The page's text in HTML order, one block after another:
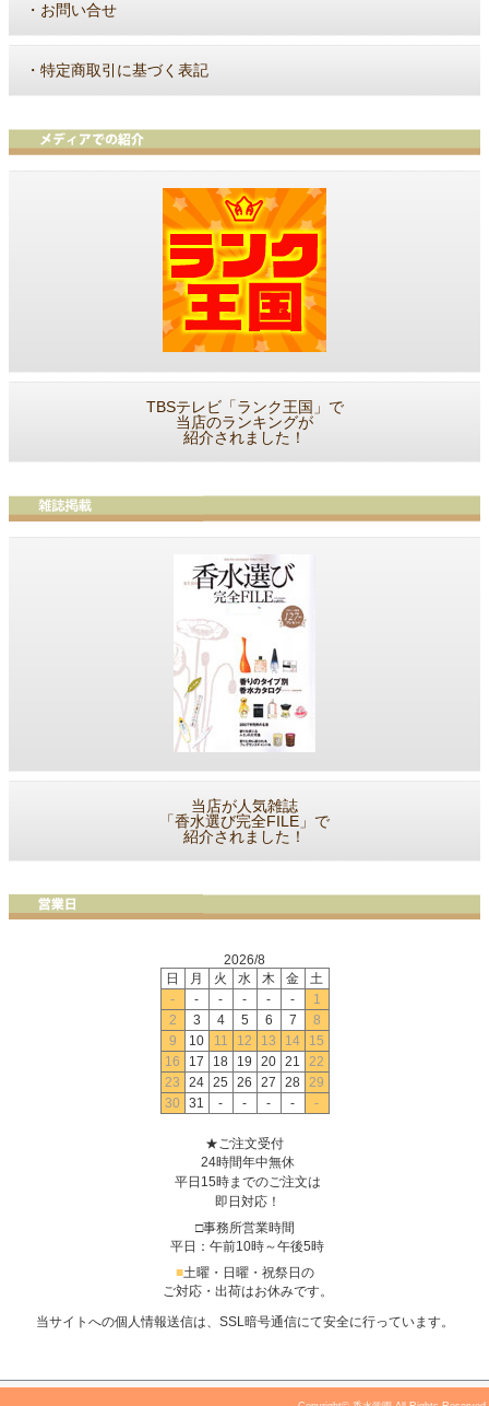
・ お問い合せ
・ 特定商取引に基づく表記
TBSテレビ「ランク王国」で
当店のランキングが
紹介されました！
当店が人気雑誌
「香水選び完全FILE」で
紹介されました！
2026/8
日
月 火 水 木 金
土
-
- - - - -
1
2
3 4 5 6 7
8
9
10 11 12 13 14
15
16
17 18 19 20 21
22
23
24 25 26 27 28 29
30
31 - - - - -
★ご注文受付
24時間年中無休
平日15時までのご注文は
即日対応！
□事務所営業時間
平日：午前10時～午後5時
■土曜・日曜・祝祭日の
ご対応・出荷はお休みです。
当サイトへの個人情報送信は、SSL暗号通信にて安全に行っています。